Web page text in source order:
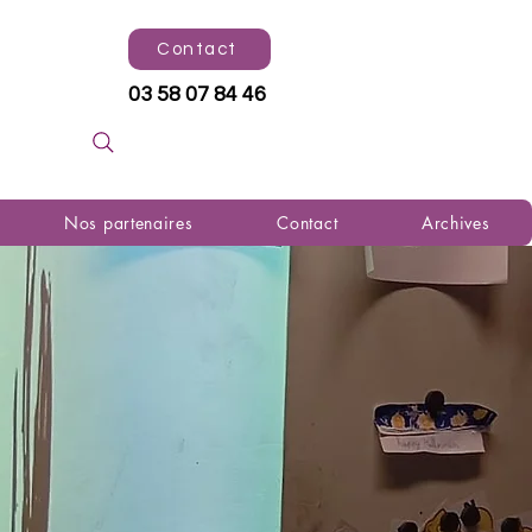
Contact
03 58 07 84 46
Nos partenaires Contact Archives